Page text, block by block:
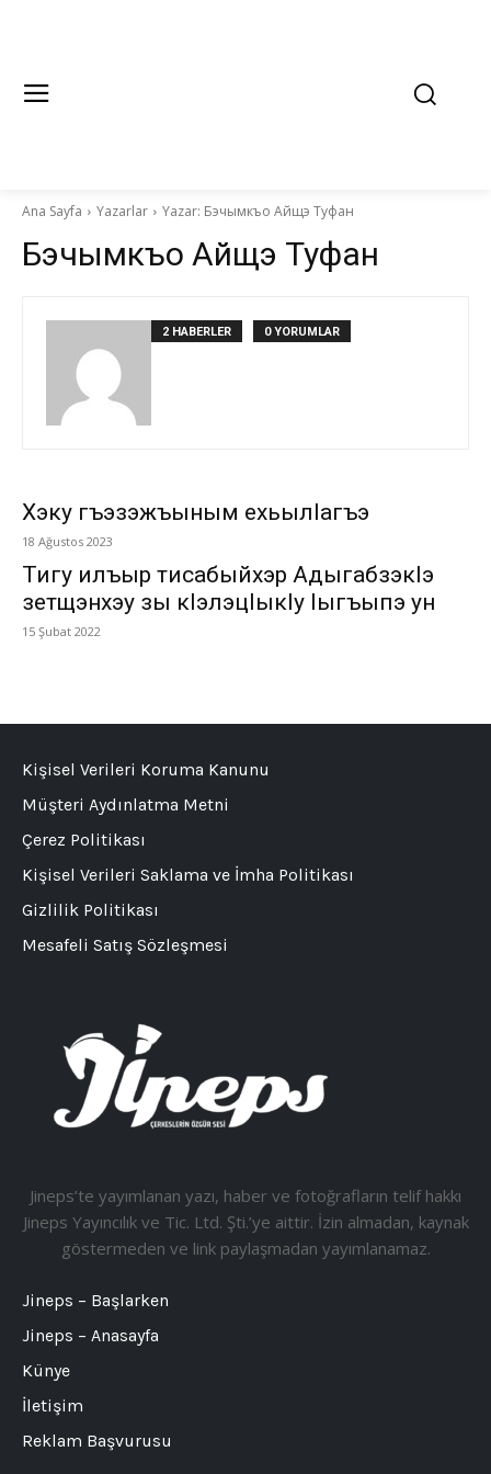
Ana Sayfa Yazarlar Yazar: Бэчымкъо Айщэ Туфан
Бэчымкъо Айщэ Туфан
2 HABERLER 0 YORUMLAR
Хэку гъэзэжъыным ехьылlагъэ
18 Ağustos 2023
Тигу илъыр тисабыйхэр Адыгабзэкlэ
зетщэнхэу зы кlэлэцlыкlу lыгъыпэ ун
15 Şubat 2022
Jineps’te yayımlanan yazı, haber ve fotoğrafların telif hakkı
Jineps Yayıncılık ve Tic. Ltd. Şti.’ye aittir. İzin almadan, kaynak
göstermeden ve link paylaşmadan yayımlanamaz.
Jineps – Başlarken
Jineps – Anasayfa
Künye
İletişim
Reklam Başvurusu
Kişisel Verileri Koruma Kanunu
Müşteri Aydınlatma Metni
Çerez Politikası
Kişisel Verileri Saklama ve İmha Politikası
Gizlilik Politikası
Mesafeli Satış Sözleşmesi